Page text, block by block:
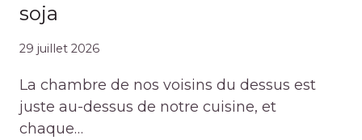
soja
29 juillet 2026
La chambre de nos voisins du dessus est
juste au-dessus de notre cuisine, et
chaque…